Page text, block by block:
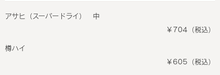
アサヒ（スーパードライ） 中
￥704（税込）
樽ハイ
￥605（税込）